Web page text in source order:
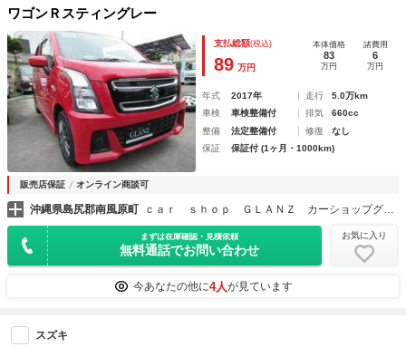
ワゴンＲスティングレー
支払総額(税込)
89 万円
本体価格
83
万円
諸費用
6
万円
年式 2017年 走行
5.0万km
車検
車検整備付 排気
660cc
整備
法定整備付 修復
なし
保証
保証付 (1ヶ月・1000km)
販売店保証 オンライン商談可
沖縄県島尻郡南風原町 ｃａｒ ｓｈｏｐ ＧＬＡＮＺ カーショップグランツ
まずは在庫確認・見積依頼
無料通話でお問い合わせ
お気に入り
今あなたの他に4人が見ています
スズキ